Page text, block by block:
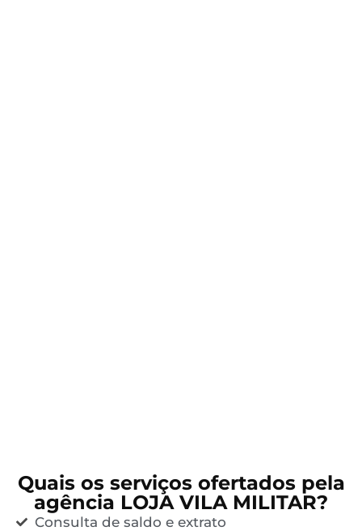
Quais os serviços ofertados pela
agência LOJA VILA MILITAR?
Consulta de saldo e extrato